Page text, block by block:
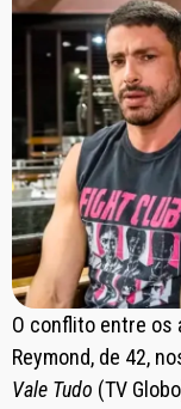
O conflito entre os
Reymond, de 42,
Vale Tudo (TV